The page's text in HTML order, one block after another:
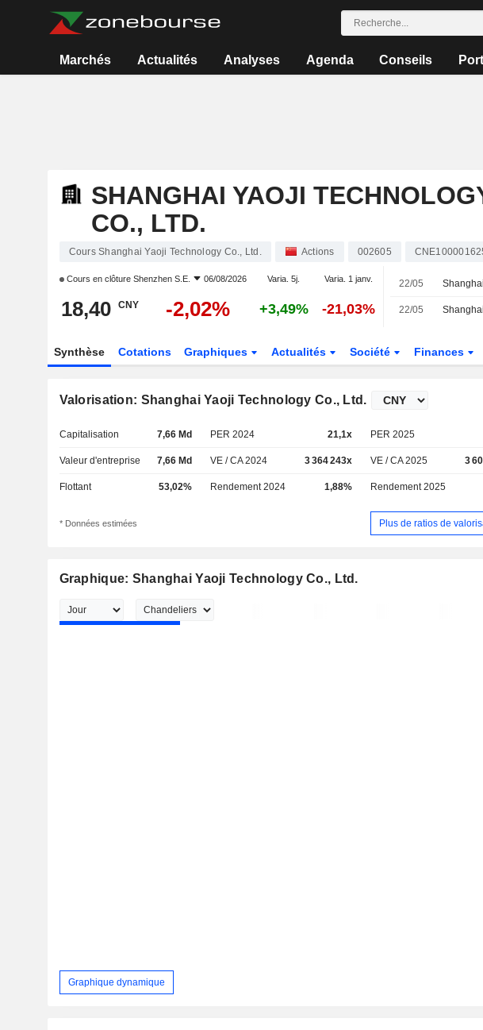
Marchés Actualités Analyses Agenda Conseils
SHANGHAI YAOJI
CO., LTD.
Cours Shanghai Yaoji Technology Co., Ltd. Actions 002605
Cours en clôture Shenzhen S.E. 06/08/2026 Varia. 5j. Varia. 1 janv.
18,40 CNY -2,02% +3,49% -21,03%
22/05
22/05
Synthèse Cotations Graphiques Actualités Société Finances
Valorisation: Shanghai Yaoji Technology Co., Ltd.
Capitalisation 7,66 Md PER 2024 21,1x PER 2025
Valeur d'entreprise 7,66 Md VE / CA 2024 3 364 243x VE / CA 2025 3
Flottant 53,02% Rendement 2024 1,88% Rendement 2025
* Données estimées Plus de ratios de
Graphique: Shanghai Yaoji Technology Co., Ltd.
Graphique dynamique